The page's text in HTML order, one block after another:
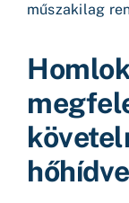
műszakilag